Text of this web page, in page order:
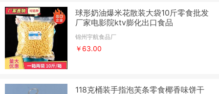
球形奶油爆米花散装大袋10斤零食批发
厂家电影院ktv膨化出口食品
锦州宇航食品厂
￥63.00
118克桶装手指泡芙条零食椰香味饼干